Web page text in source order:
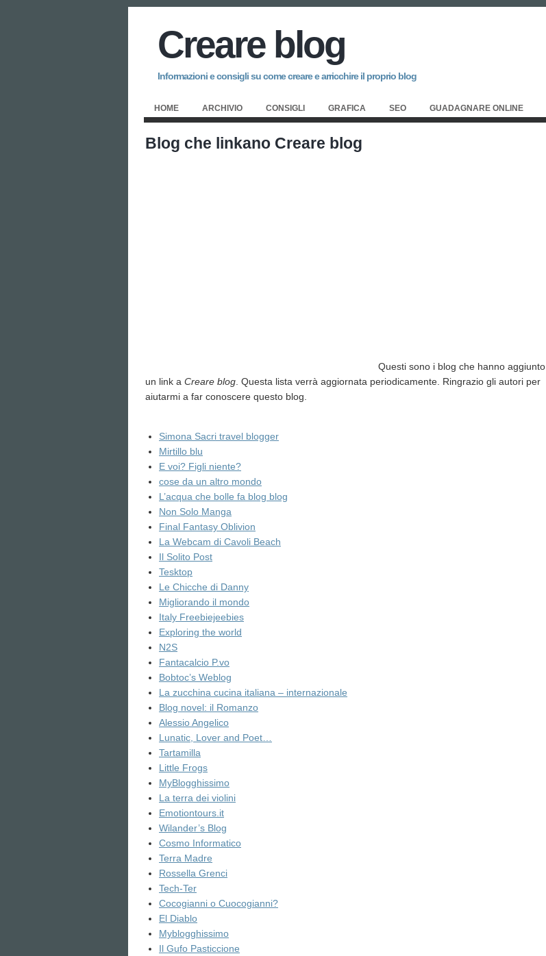
Creare blog
Informazioni e consigli su come creare e arricchire il proprio blog
HOME ARCHIVIO CONSIGLI GRAFICA SEO GUADAGNARE ONLINE
Blog che linkano Creare blog
Questi sono i blog che hanno aggiunto
un link a Creare blog . Questa lista verrà aggiornata periodicamente. Ringrazio gli autori per
aiutarmi a far conoscere questo blog.
Simona Sacri travel blogger
Mirtillo blu
E voi? Figli niente?
cose da un altro mondo
L’acqua che bolle fa blog blog
Non Solo Manga
Final Fantasy Oblivion
La Webcam di Cavoli Beach
Il Solito Post
Tesktop
Le Chicche di Danny
Migliorando il mondo
Italy Freebiejeebies
Exploring the world
N2S
Fantacalcio P.vo
Bobtoc’s Weblog
La zucchina cucina italiana – internazionale
Blog novel: il Romanzo
Alessio Angelico
Lunatic, Lover and Poet…
Tartamilla
Little Frogs
MyBlogghissimo
La terra dei violini
Emotiontours.it
Wilander’s Blog
Cosmo Informatico
Terra Madre
Rossella Grenci
Tech-Ter
Cocogianni o Cuocogianni?
El Diablo
Myblogghissimo
Il Gufo Pasticcione